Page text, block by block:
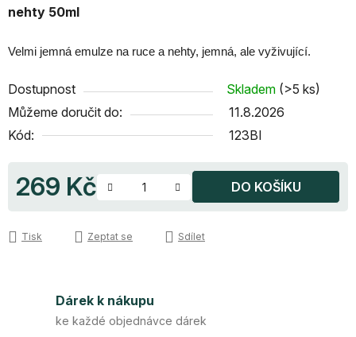
nehty 50ml
Velmi jemná emulze na ruce a nehty, jemná, ale vyživující.
Dostupnost Skladem (>5 ks)
Můžeme doručit do:
11.8.2026
Kód:
123BI
269 Kč DO KOŠÍKU
Tisk Zeptat se Sdílet
Dárek k nákupu
ke každé objednávce dárek